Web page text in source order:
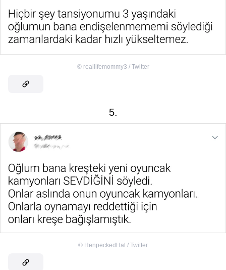
© reallifemommy3 / Twitter
5.
© HenpeckedHal / Twitter